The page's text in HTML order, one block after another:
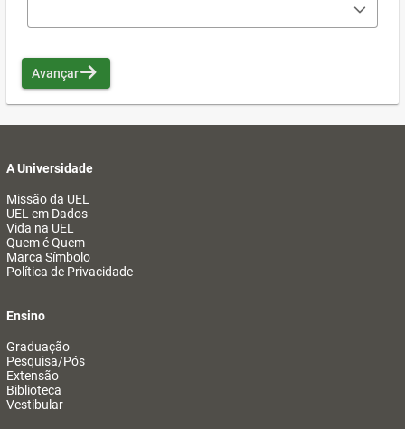
Avançar
A Universidade
Missão da UEL
UEL em Dados
Vida na UEL
Quem é Quem
Marca Símbolo
Política de Privacidade
Ensino
Graduação
Pesquisa/Pós
Extensão
Biblioteca
Vestibular